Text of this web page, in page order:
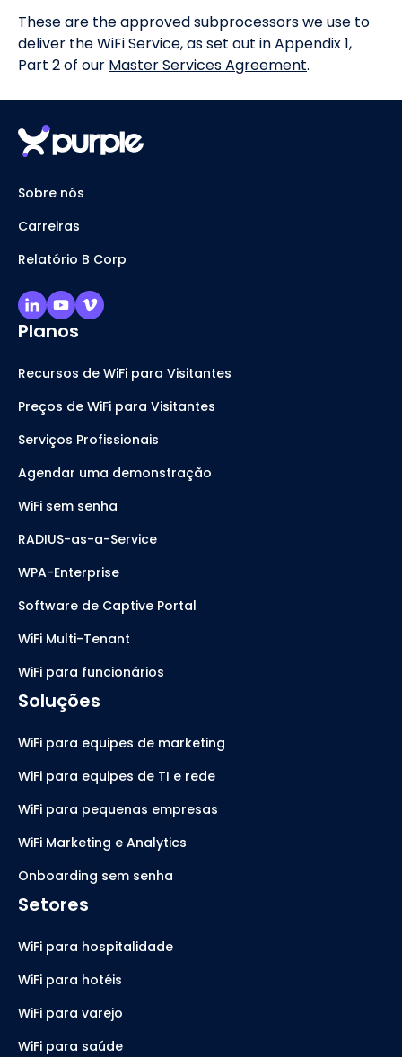
These are the approved subprocessors we use to
deliver the WiFi Service, as set out in Appendix 1,
Part 2 of our Master Services Agreement.
Sobre nós
Carreiras
Relatório B Corp
Planos
Recursos de WiFi para Visitantes
Preços de WiFi para Visitantes
Serviços Profissionais
Agendar uma demonstração
WiFi sem senha
RADIUS-as-a-Service
WPA-Enterprise
Software de Captive Portal
WiFi Multi-Tenant
WiFi para funcionários
Soluções
WiFi para equipes de marketing
WiFi para equipes de TI e rede
WiFi para pequenas empresas
WiFi Marketing e Analytics
Onboarding sem senha
Setores
WiFi para hospitalidade
WiFi para hotéis
WiFi para varejo
WiFi para saúde